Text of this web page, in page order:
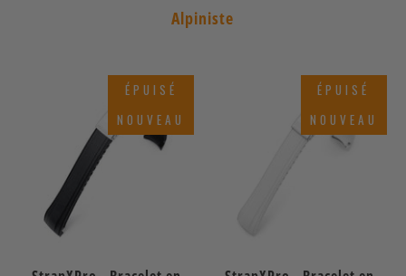
Alpiniste
ÉPUISÉ
NOUVEAU
ÉPUISÉ
NOUVEAU